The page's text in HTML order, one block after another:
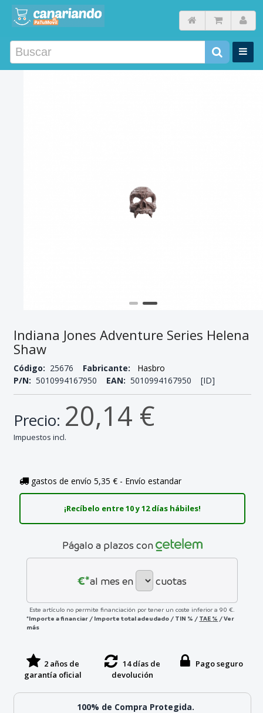
Indiana Jones Adventure Series Helena
Shaw
Código: 25676 Fabricante:
Hasbro
P/N: 5010994167950 EAN: 5010994167950 [ID]
Precio: 20,14 €
Impuestos incl.
gastos de envío 5,35 € - Envío estandar
¡Recíbelo entre 10 y 12 días hábiles!
Págalo a plazos con
€*al mes en cuotas
Este artículo no permite financiación por tener un coste inferior a 90 €.
*Importe a financiar / Importe total adeudado / TIN % / TAE % /Ver
más
2 años de
garantía oficial
14 días de
devolución
Pago seguro
100% de Compra Protegida.